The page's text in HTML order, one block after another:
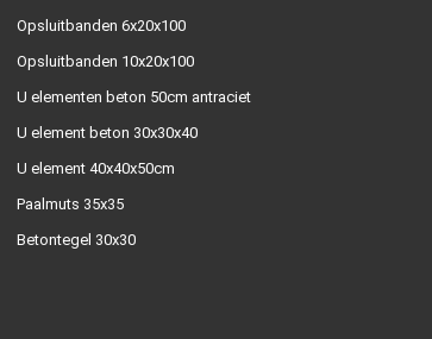
Opsluitbanden 6x20x100
Opsluitbanden 10x20x100
U elementen beton 50cm antraciet
U element beton 30x30x40
U element 40x40x50cm
Paalmuts 35x35
Betontegel 30x30